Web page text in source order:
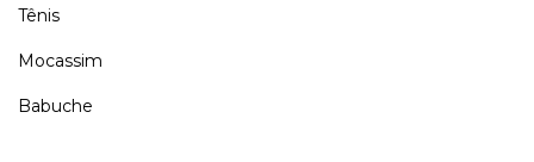
Tênis
Mocassim
Babuche